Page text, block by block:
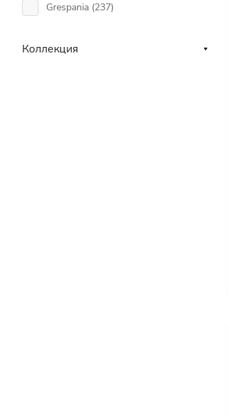
Grespania (237)
Коллекция